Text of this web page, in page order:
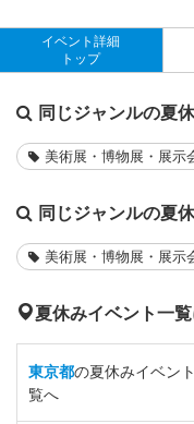
イベント詳細
トップ
同じジャンルの夏
美術展・博物展・展示
同じジャンルの夏
美術展・博物展・展示
夏休みイベント一
東京都の夏休みイベン
覧へ